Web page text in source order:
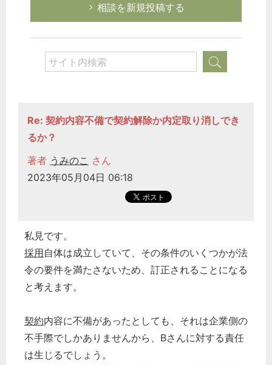
相談を新規投稿する
Re: 契約内容不備で契約解除か内定取り消しでき
るか？
著者 うみのこ さん
2023年05月04日 06:18
私見です。
採用自体は成立していて、その条件のいくつかが法
令の要件を満たさないため、訂正されることになる
と考えます。
契約内容に不備があったとしても、それは企業側の
不手際でしかありませんから、Bさんに対する責任
は生じるでしょう。